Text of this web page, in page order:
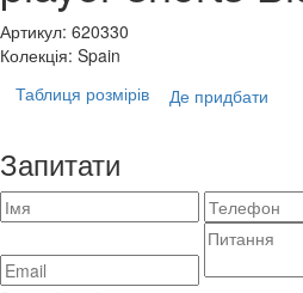
Артикул: 620330
Колекція: Spain
Таблиця розмірів
Де придбати
Запитати